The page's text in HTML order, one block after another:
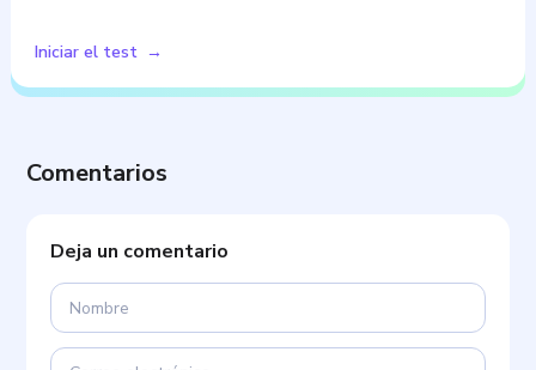
Iniciar el test
Comentarios
Deja un comentario